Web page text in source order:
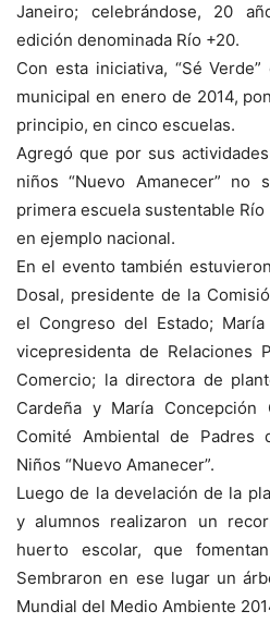
Janeiro; celebrándose, 20
edición denominada Río +20.
Con esta iniciativa, “Sé
municipal en enero de 2014,
principio, en cinco escuelas.
Agregó que por sus
niños “Nuevo Amanecer”
primera escuela sustentable
en ejemplo nacional.
En el evento también
Dosal, presidente de la
el Congreso del Estado;
vicepresidenta de Relaciones
Comercio; la directora de
Cardeña y María Concepción
Comité Ambiental de Padres
Niños “Nuevo Amanecer”.
Luego de la develación de la
y alumnos realizaron un
huerto escolar, que
Sembraron en ese lugar un
Mundial del Medio Ambiente